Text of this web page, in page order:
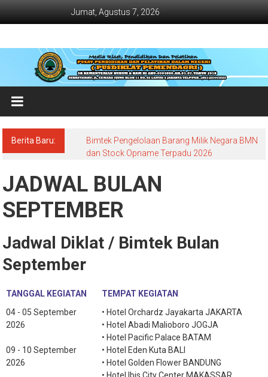
Jumat, Agustus 7, 2026
Jadwal
Bimtek
dan
Diklat
Terbaru
Dan
Berita Baru:
Bimtek Pengelolaan Barang Milik Negara BMN
dan Stock Opname Terpadu 2026
JADWAL BULAN
SEPTEMBER
Jadwal Diklat / Bimtek Bulan
September
TANGGAL KEGIATAN
TEMPAT KEGIATAN
04 - 05 September
2026
09 - 10 September
2026
• Hotel Orchardz Jayakarta JAKARTA
• Hotel Abadi Malioboro JOGJA
• Hotel Pacific Palace BATAM
• Hotel Eden Kuta BALI
• Hotel Golden Flower BANDUNG